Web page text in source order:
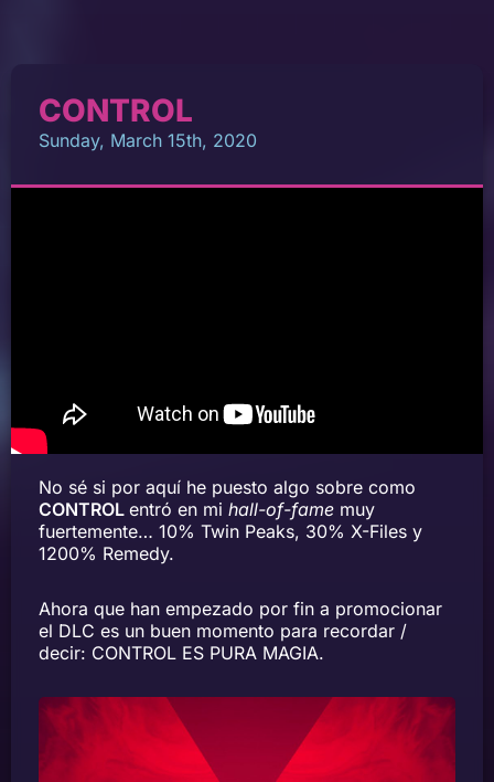
CONTROL
Sunday, March 15th, 2020
No sé si por aquí he puesto algo sobre como
CONTROL entró en mi hall-of-fame muy
fuertemente… 10% Twin Peaks, 30% X-Files y
1200% Remedy.
Ahora que han empezado por fin a promocionar
el DLC es un buen momento para recordar /
decir: CONTROL ES PURA MAGIA.